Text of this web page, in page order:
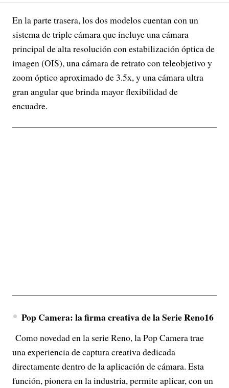
En la parte trasera, los dos modelos cuentan con un
sistema de triple cámara que incluye una cámara
principal de alta resolución con estabilización óptica de
imagen (OIS), una cámara de retrato con teleobjetivo y
zoom óptico aproximado de 3.5x, y una cámara ultra
gran angular que brinda mayor flexibilidad de
encuadre.
Pop Camera: la firma creativa de la Serie Reno16
Como novedad en la serie Reno, la Pop Camera trae
una experiencia de captura creativa dedicada
directamente dentro de la aplicación de cámara. Esta
función, pionera en la industria, permite aplicar, con un